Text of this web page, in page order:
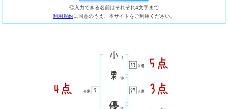
◎入力できる名前はそれぞれ4文字まで
利用規約に同意のうえ、本サイトをご利用ください。